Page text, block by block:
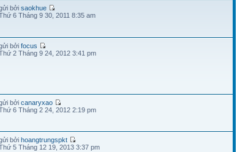
bởisaokhue
6 Tháng 9 30, 2011 8:35 am
bởifocus
2 Tháng 9 24, 2012 3:41 pm
bởicanaryxao
6 Tháng 2 24, 2012 2:19 pm
bởihoangtrungspkt
5 Tháng 12 19, 2013 3:37 pm